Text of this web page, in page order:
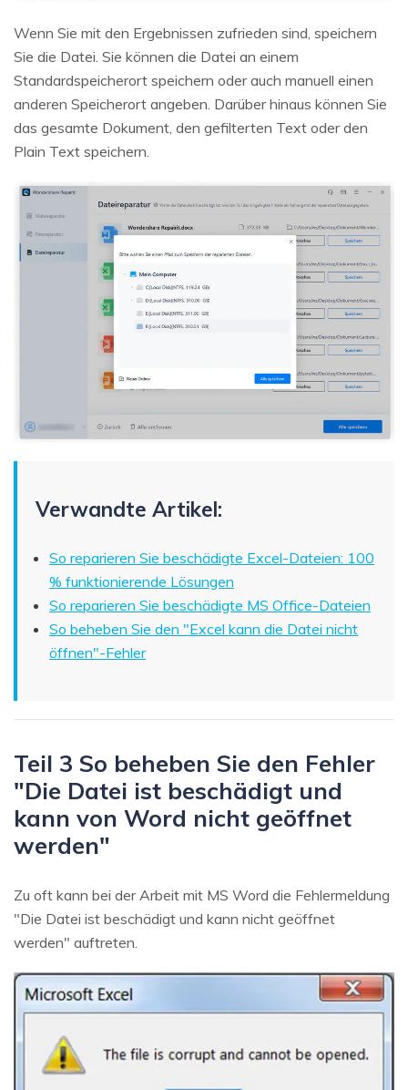
Wenn Sie mit den Ergebnissen zufrieden sind, speichern
Sie die Datei. Sie können die Datei an einem
Standardspeicherort speichern oder auch manuell einen
anderen Speicherort angeben. Darüber hinaus können Sie
das gesamte Dokument, den gefilterten Text oder den
Plain Text speichern.
Verwandte Artikel:
So reparieren Sie beschädigte Excel-Dateien: 100
% funktionierende Lösungen
So reparieren Sie beschädigte MS Office-Dateien
So beheben Sie den "Excel kann die Datei nicht
öffnen"-Fehler
Teil 3 So beheben Sie den Fehler
"Die Datei ist beschädigt und
kann von Word nicht geöffnet
werden"
Zu oft kann bei der Arbeit mit MS Word die Fehlermeldung
"Die Datei ist beschädigt und kann nicht geöffnet
werden" auftreten.